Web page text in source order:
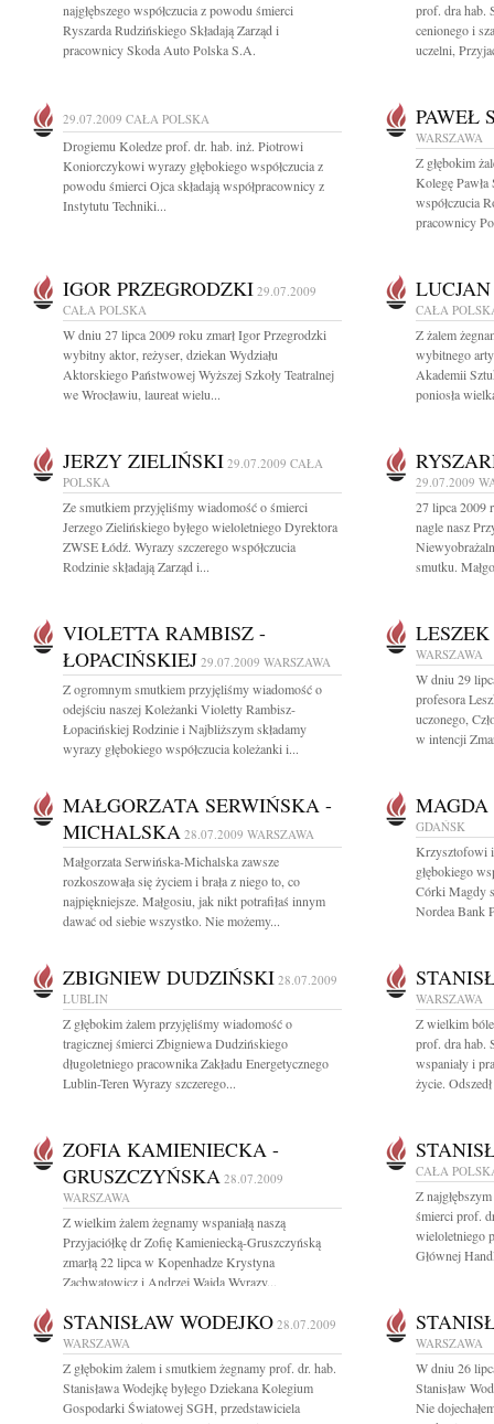
najgłębszego współczucia z powodu śmierci
Ryszarda Rudzińskiego Składają Zarząd i
pracownicy Skoda Auto Polska S.A.
prof. dra hab.
cenionego i
uczelni,
29.07.2009 CAŁA POLSKA
Drogiemu Koledze prof. dr. hab. inż. Piotrowi
Koniorczykowi wyrazy głębokiego współczucia z
powodu śmierci Ojca składają współpracownicy z
Instytutu Techniki...
PAWEŁ
WARSZAWA
Z głębokim
Kolegę Pawła
współczucia
pracownicy
IGOR PRZEGRODZKI 29.07.2009
CAŁA POLSKA
W dniu 27 lipca 2009 roku zmarł Igor Przegrodzki
wybitny aktor, reżyser, dziekan Wydziału
Aktorskiego Państwowej Wyższej Szkoły Teatralnej
we Wrocławiu, laureat wielu...
CAŁA
Z żalem
wybitnego
Akademii
poniosła
JERZY ZIELIŃSKI 29.07.2009 CAŁA
POLSKA
Ze smutkiem przyjęliśmy wiadomość o śmierci
Jerzego Zielińskiego byłego wieloletniego Dyrektora
ZWSE Łódź. Wyrazy szczerego współczucia
Rodzinie składają Zarząd i...
29.07.2009
27 lipca 2009
nagle nasz
smutku.
VIOLETTA RAMBISZ -
ŁOPACIŃSKIEJ 29.07.2009 WARSZAWA
Z ogromnym smutkiem przyjęliśmy wiadomość o
odejściu naszej Koleżanki Violetty Rambisz-
Łopacińskiej Rodzinie i Najbliższym składamy
wyrazy głębokiego współczucia koleżanki i...
WARSZAWA
W dniu 29
profesora
uczonego,
w intencji
MAŁGORZATA SERWIŃSKA -
MICHALSKA 28.07.2009 WARSZAWA
Małgorzata Serwińska-Michalska zawsze
rozkoszowała się życiem i brała z niego to, co
najpiękniejsze. Małgosiu, jak nikt potrafiłaś innym
dawać od siebie wszystko. Nie możemy...
MAGDA
GDAŃSK
Krzysztofowi
głębokiego
Córki Magdy
Nordea Bank
ZBIGNIEW DUDZIŃSKI 28.07.2009
LUBLIN
Z głębokim żalem przyjęliśmy wiadomość o
tragicznej śmierci Zbigniewa Dudzińskiego
długoletniego pracownika Zakładu Energetycznego
Lublin-Teren Wyrazy szczerego...
WARSZAWA
Z wielkim
prof. dra hab.
wspaniały i
życie.
ZOFIA KAMIENIECKA -
GRUSZCZYŃSKA 28.07.2009
WARSZAWA
Z wielkim żalem żegnamy wspaniałą naszą
Przyjaciółkę dr Zofię Kamieniecką-Gruszczyńską
zmarłą 22 lipca w Kopenhadze Krystyna
Zachwatowicz i Andrzej Wajda Wyrazy...
CAŁA
Z
śmierci prof.
wieloletniego
Głównej
STANISŁAW WODEJKO 28.07.2009
WARSZAWA
Z głębokim żalem i smutkiem żegnamy prof. dr. hab.
Stanisława Wodejkę byłego Dziekana Kolegium
Gospodarki Światowej SGH, przedstawiciela
WARSZAWA
W dniu 26
Stanisław
Nie